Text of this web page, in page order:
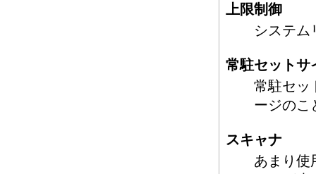
上限制御
システム
常駐セットサ
常駐セッ
ージのこ
スキャナ
あまり使